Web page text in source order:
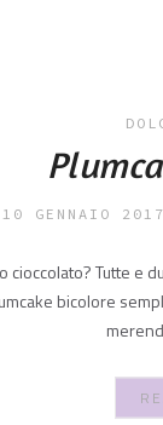
10 GENNAIO 2017
cioccolato? Tutte e
bicolore